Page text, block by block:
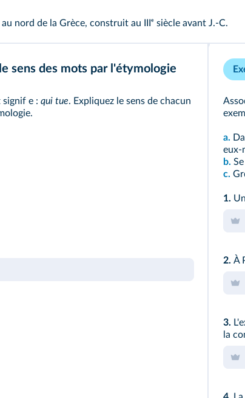
nord de la Grèce, construit au IIIᵉ siècle avant J.‑C.
sens des mots par l'étymologie
e : qui tue. Expliquez le sens de chacun
a.
eux-
b.
c.
1.
2. À
3.
la